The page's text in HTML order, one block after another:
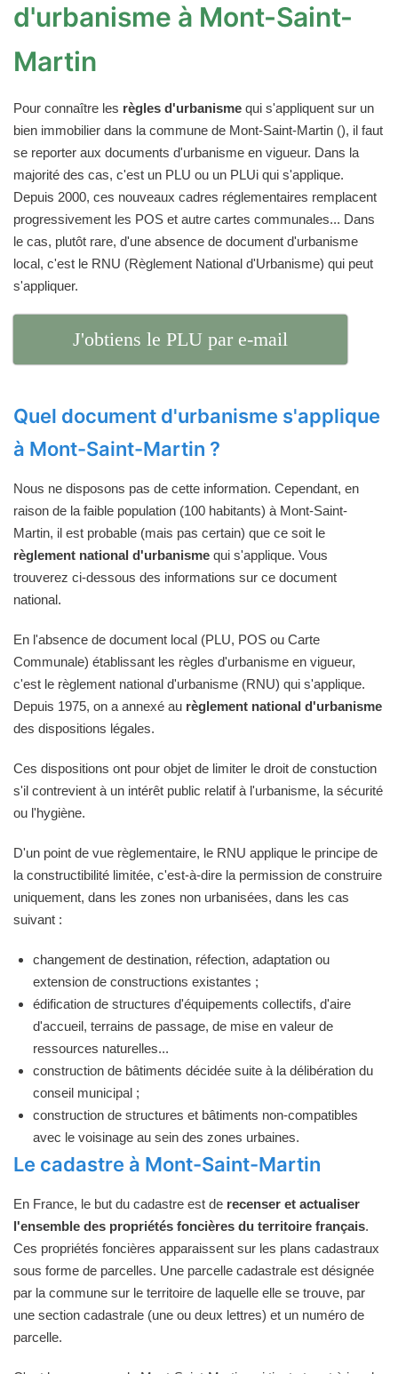
d'urbanisme à Mont-Saint-
Martin
Pour connaître les règles d'urbanisme qui s'appliquent sur un
bien immobilier dans la commune de Mont-Saint-Martin (), il faut
se reporter aux documents d'urbanisme en vigueur. Dans la
majorité des cas, c'est un PLU ou un PLUi qui s'applique.
Depuis 2000, ces nouveaux cadres réglementaires remplacent
progressivement les POS et autre cartes communales... Dans
le cas, plutôt rare, d'une absence de document d'urbanisme
local, c'est le RNU (Règlement National d'Urbanisme) qui peut
s'appliquer.
J'obtiens le PLU par e-mail
Quel document d'urbanisme s'applique
à Mont-Saint-Martin ?
Nous ne disposons pas de cette information. Cependant, en
raison de la faible population (100 habitants) à Mont-Saint-
Martin, il est probable (mais pas certain) que ce soit le
règlement national d'urbanisme qui s'applique. Vous
trouverez ci-dessous des informations sur ce document
national.
En l'absence de document local (PLU, POS ou Carte
Communale) établissant les règles d'urbanisme en vigueur,
c'est le règlement national d'urbanisme (RNU) qui s'applique.
Depuis 1975, on a annexé au règlement national d'urbanisme
des dispositions légales.
Ces dispositions ont pour objet de limiter le droit de constuction
s'il contrevient à un intérêt public relatif à l'urbanisme, la sécurité
ou l'hygiène.
D'un point de vue règlementaire, le RNU applique le principe de
la constructibilité limitée, c'est-à-dire la permission de construire
uniquement, dans les zones non urbanisées, dans les cas
suivant :
changement de destination, réfection, adaptation ou
extension de constructions existantes ;
édification de structures d'équipements collectifs, d'aire
d'accueil, terrains de passage, de mise en valeur de
ressources naturelles...
construction de bâtiments décidée suite à la délibération du
conseil municipal ;
construction de structures et bâtiments non-compatibles
avec le voisinage au sein des zones urbaines.
Le cadastre à Mont-Saint-Martin
En France, le but du cadastre est de recenser et actualiser
l'ensemble des propriétés foncières du territoire français.
Ces propriétés foncières apparaissent sur les plans cadastraux
sous forme de parcelles. Une parcelle cadastrale est désignée
par la commune sur le territoire de laquelle elle se trouve, par
une section cadastrale (une ou deux lettres) et un numéro de
parcelle.